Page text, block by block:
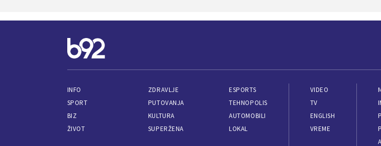
INFO
SPORT
BIZ
ŽIVOT
ZDRAVLJE
PUTOVANJA
KULTURA
SUPERŽENA
ESPORTS
TEHNOPOLIS
AUTOMOBILI
LOKAL
VIDEO
TV
ENGLISH
VREME